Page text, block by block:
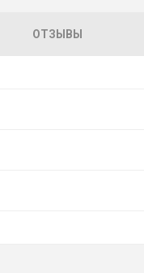
ОТЗЫВЫ